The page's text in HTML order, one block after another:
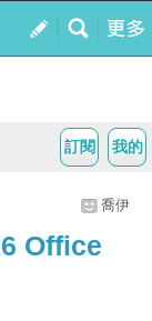
我的
訂閱
喬伊
Office